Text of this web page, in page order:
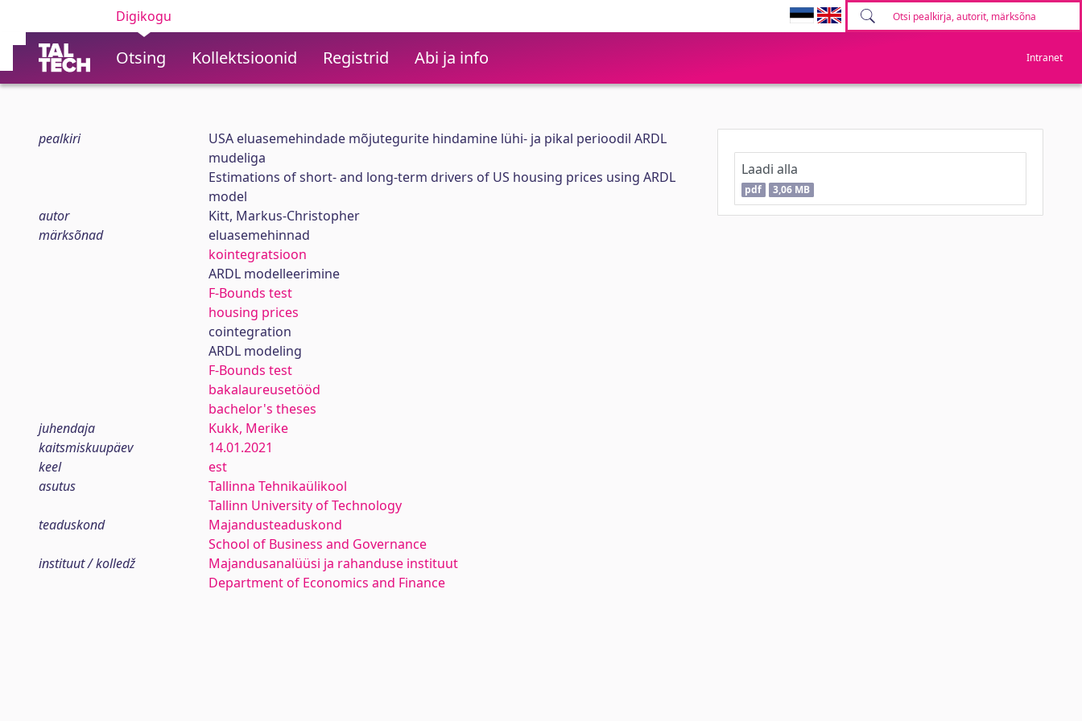
Digikogu
Otsing Kollektsioonid Registrid Abi ja info Intranet
pealkiri
USA eluasemehindade mõjutegurite hindamine lühi- ja pikal perioodil ARDL
mudeliga
Estimations of short- and long-term drivers of US housing prices using ARDL
model
autor
Kitt, Markus-Christopher
märksõnad
eluasemehinnad
kointegratsioon
ARDL modelleerimine
F-Bounds test
housing prices
cointegration
ARDL modeling
F-Bounds test
bakalaureusetööd
bachelor's theses
juhendaja
Kukk, Merike
kaitsmiskuupäev
14.01.2021
keel
est
asutus
Tallinna Tehnikaülikool
Tallinn University of Technology
teaduskond
Majandusteaduskond
School of Business and Governance
instituut / kolledž
Majandusanalüüsi ja rahanduse instituut
Department of Economics and Finance
Laadi alla
pdf 3,06 MB